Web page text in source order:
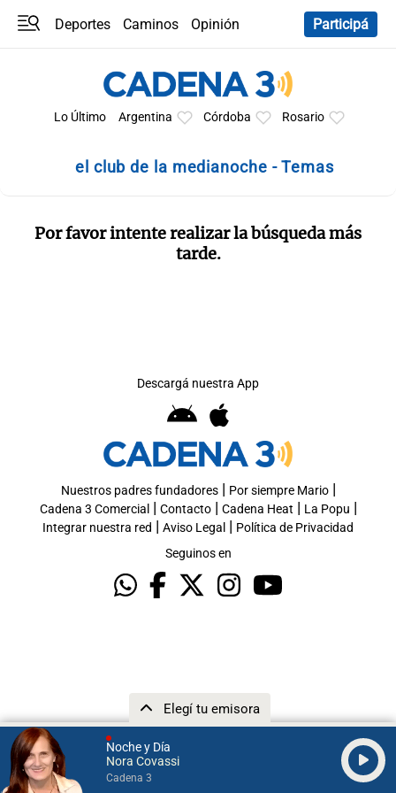
Noche y Día
Nora Covassi
Cadena 3
Elegí tu emisora
Deportes Caminos
Opinión
Participá
Lo Último Argentina Córdoba Rosario
el club de la medianoche - Temas
Por favor intente realizar la búsqueda más
tarde.
Descargá nuestra App
Nuestros padres fundadores| Por siempre Mario|
Cadena 3 Comercial | Contacto| Cadena Heat | La Popu |
Integrar nuestra red | Aviso Legal | Política de Privacidad
Seguinos en